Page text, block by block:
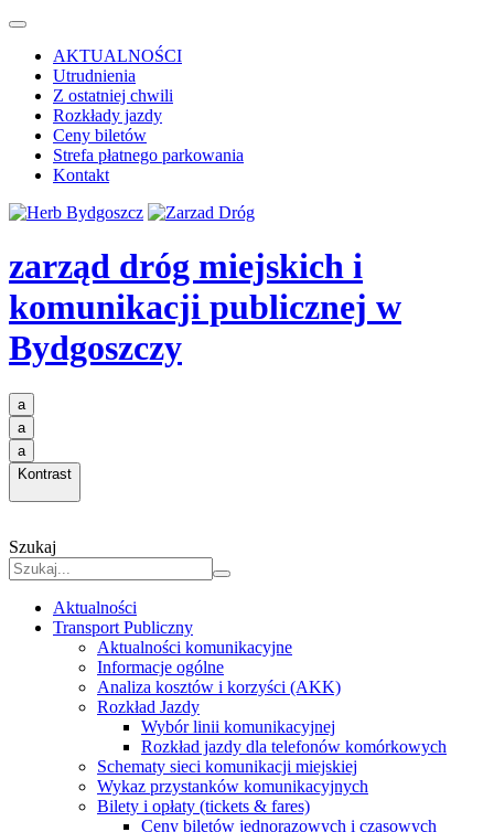
AKTUALNOŚCI
Utrudnienia
Z ostatniej chwili
Rozkłady jazdy
Ceny biletów
Strefa płatnego parkowania
Kontakt
zarząd dróg miejskich i
komunikacji publicznej w
Bydgoszczy
a
a
a
Kontrast
Szukaj
Aktualności
Transport Publiczny
Aktualności komunikacyjne
Informacje ogólne
Analiza kosztów i korzyści (AKK)
Rozkład Jazdy
Wybór linii komunikacyjnej
Rozkład jazdy dla telefonów komórkowych
Schematy sieci komunikacji miejskiej
Wykaz przystanków komunikacyjnych
Bilety i opłaty (tickets & fares)
Ceny biletów jednorazowych i czasowych